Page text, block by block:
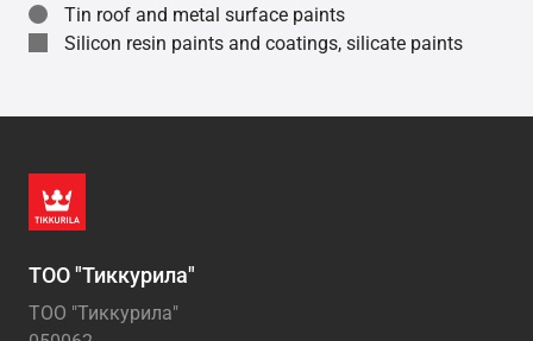
Tin roof and metal surface paints
Silicon resin paints and coatings, silicate paints
ТОО "Тиккурила"
ТОО "Тиккурила"